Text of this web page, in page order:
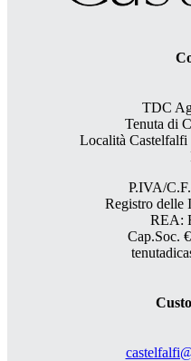
TDC
Tenuta di
Località
P.IVA/
Registro delle
REA:
Cap.Soc.